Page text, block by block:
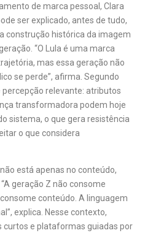
de marca pessoal, Clara
ser explicado, antes de tudo,
construção histórica da imagem
“O Lula é uma marca
mas essa geração não
se perde”, afirma. Segundo
relevante: atributos
transformadora podem hoje
sistema, o que gera resistência
o que considera
está apenas no conteúdo,
geração Z não consome
conteúdo. A linguagem
explica. Nesse contexto,
curtos e plataformas guiadas por